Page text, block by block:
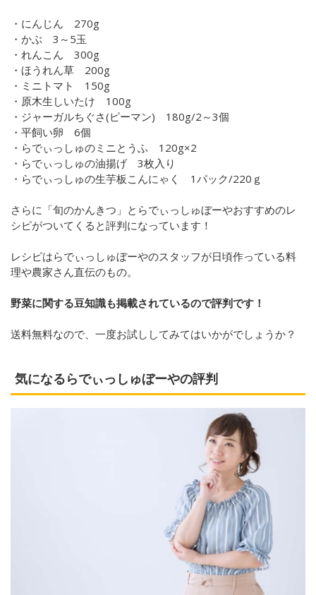
・にんじん 270g
・かぶ 3 ～ 5玉
・れんこん 300g
・ほうれん草 200g
・ミニトマト 150g
・原木生しいたけ 100g
・ジャーガルちぐさ(ピーマン) 180g/2 ～3個
・平飼い卵 6個
・らでぃっしゅのミニとうふ 120g×2
・らでぃっしゅの油揚げ 3枚入り
・らでぃっしゅの生芋板こんにゃく 1 パック/220 ｇ
さらに「旬のかんきつ」とらでぃっしゅぼーやおすすめのレ
シピがついてくると評判になっています！
レシピはらでぃっしゅぼーやのスタッフが日頃作っている料
理や農家さん直伝のもの。
野菜に関する豆知識も掲載されているので評判です！
送料無料なので、一度お試ししてみてはいかがでしょうか？
気になるらでぃっしゅぼーやの評判